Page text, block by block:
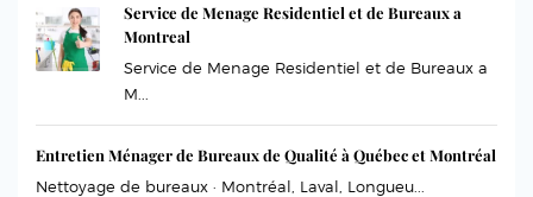
Service de Menage Residentiel et de Bureaux a
Montreal
Service de Menage Residentiel et de Bureaux a
M...
Entretien Ménager de Bureaux de Qualité à Québec et Montréal
Nettoyage de bureaux · Montréal, Laval, Longueu...